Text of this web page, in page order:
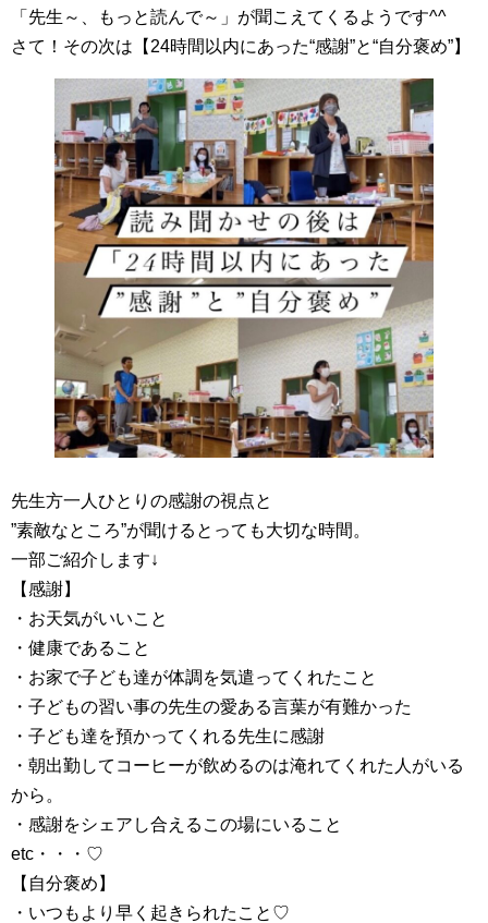
「先生～、もっと読んで～」が聞こえてくるようです^^
さて！その次は【24時間以内にあった“感謝”と“自分褒め”】
先生方一人ひとりの感謝の視点と
”素敵なところ”が聞けるとっても大切な時間。
一部ご紹介します↓
【感謝】
・お天気がいいこと
・健康であること
・お家で子ども達が体調を気遣ってくれたこと
・子どもの習い事の先生の愛ある言葉が有難かった
・子ども達を預かってくれる先生に感謝
・朝出勤してコーヒーが飲めるのは淹れてくれた人がいる
から。
・感謝をシェアし合えるこの場にいること
etc・・・♡
【自分褒め】
・いつもより早く起きられたこと♡